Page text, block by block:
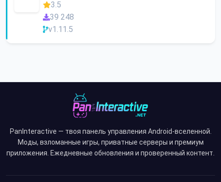
3.5
39 248
v1.11.5
PanInteractive — твоя панель управления Android-вселенной.
Моды, взломанные игры, приватные серверы и премиум
приложения. Ежедневные обновления и проверенный контент.